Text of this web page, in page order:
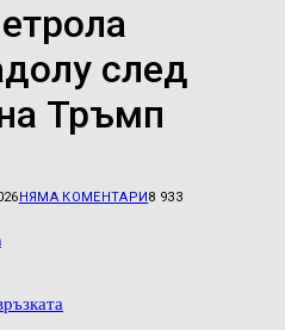
след
Тръмп
НЯМА КОМЕНТАРИ8 933